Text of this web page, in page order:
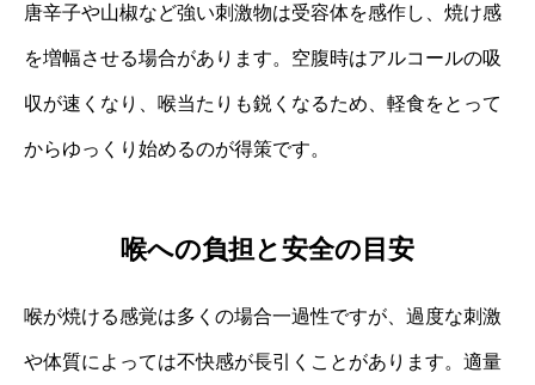
唐辛子や山椒など強い刺激物は受容体を感作し、焼け感
を増幅させる場合があります。空腹時はアルコールの吸
収が速くなり、喉当たりも鋭くなるため、軽食をとって
からゆっくり始めるのが得策です。
喉への負担と安全の目安
喉が焼ける感覚は多くの場合一過性ですが、過度な刺激
や体質によっては不快感が長引くことがあります。適量